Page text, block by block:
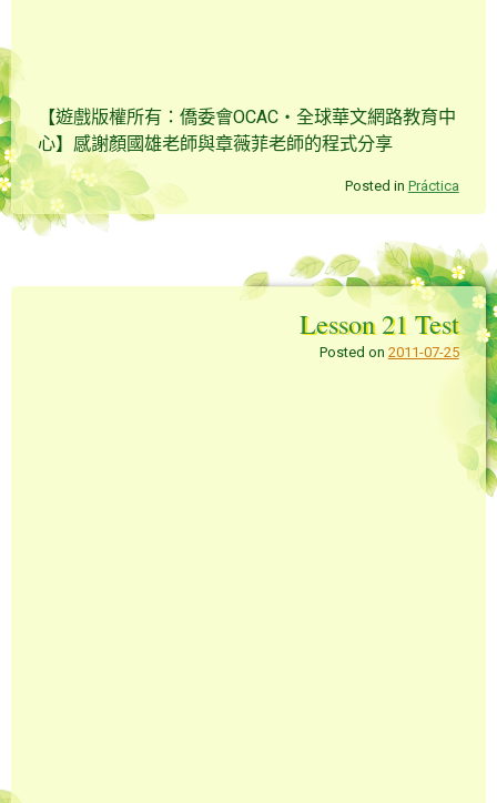
【遊戲版權所有：僑委會OCAC‧全球華文網路教育中
心】感謝顏國雄老師與章薇菲老師的程式分享
Posted in Práctica
Lesson 21 Test
Posted on 2011-07-25